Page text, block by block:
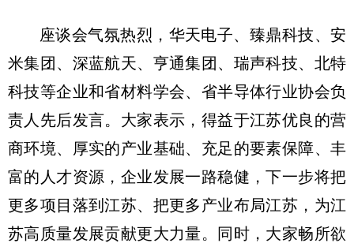
座谈会气氛热烈，华天电子、臻鼎科技、安
米集团、深蓝航天、亨通集团、瑞声科技、北特
科技等企业和省材料学会、省半导体行业协会负
责人先后发言。大家表示，得益于江苏优良的营
商环境、厚实的产业基础、充足的要素保障、丰
富的人才资源，企业发展一路稳健，下一步将把
更多项目落到江苏、把更多产业布局江苏，为江
苏高质量发展贡献更大力量。同时，大家畅所欲